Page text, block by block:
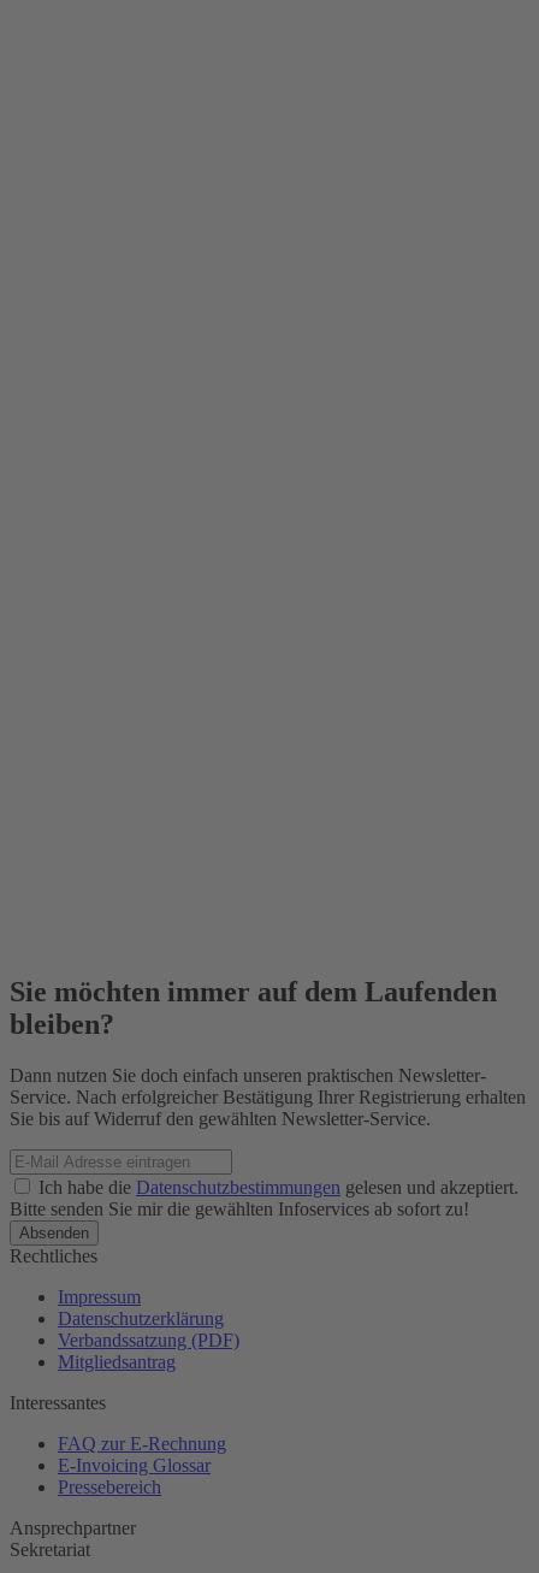
Sie möchten immer auf dem Laufenden
bleiben?
Dann nutzen Sie doch einfach unseren praktischen Newsletter-
Service. Nach erfolgreicher Bestätigung Ihrer Registrierung erhalten
Sie bis auf Widerruf den gewählten Newsletter-Service.
Ich habe die Datenschutzbestimmungen gelesen und akzeptiert.
Bitte senden Sie mir die gewählten Infoservices ab sofort zu!
Rechtliches
Impressum
Datenschutzerklärung
Verbandssatzung (PDF)
Mitgliedsantrag
Interessantes
FAQ zur E-Rechnung
E-Invoicing Glossar
Pressebereich
Ansprechpartner
Sekretariat